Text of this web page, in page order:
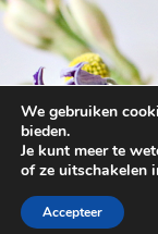
We gebruiken
bieden.
Je kunt meer te
of ze uitschakelen
Accepteer